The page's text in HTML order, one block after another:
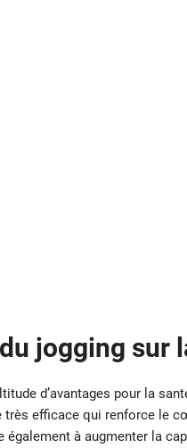
jogging sur
d’avantages pour la
très efficace qui renforce le
à augmenter la